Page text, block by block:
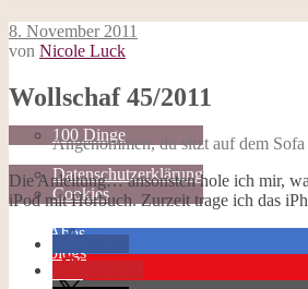
Blog
100 Dinge
Impressum
Datenschutzerklärung
Cookies
Opal-Abos
Strickblogs
Hörbücher
8. November 2011
von Nicole Luck
Wollschaf 45/2011
Angenommen, du sitzt auf dem
Die Anleitung… ansonsten hole ich mir,
iPod mit Hörbuch. Zurzeit trage ich das